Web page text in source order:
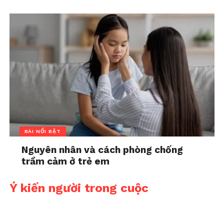
BÀI NỔI BẬT
Nguyên nhân và cách phòng chống
trầm cảm ở trẻ em
Ý kiến người trong cuộc